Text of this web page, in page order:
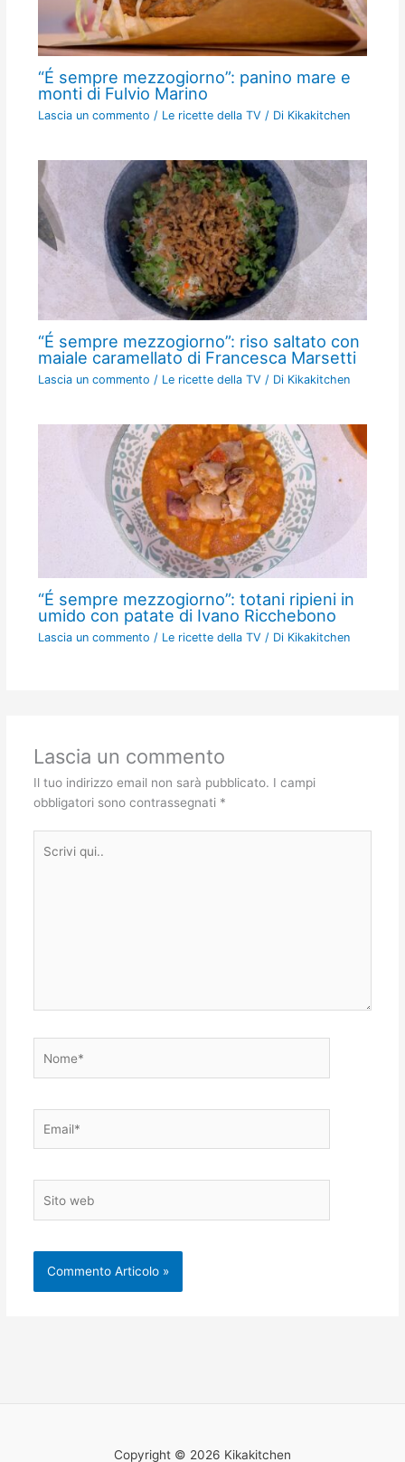
“É sempre mezzogiorno”: panino mare e
monti di Fulvio Marino
Lascia un commento / Le ricette della TV / Di Kikakitchen
“É sempre mezzogiorno”: riso saltato con
maiale caramellato di Francesca Marsetti
Lascia un commento / Le ricette della TV / Di Kikakitchen
“É sempre mezzogiorno”: totani ripieni in
umido con patate di Ivano Ricchebono
Lascia un commento / Le ricette della TV / Di Kikakitchen
Lascia un commento
Il tuo indirizzo email non sarà pubblicato. I campi
obbligatori sono contrassegnati *
qui..
web
Copyright © 2026 Kikakitchen